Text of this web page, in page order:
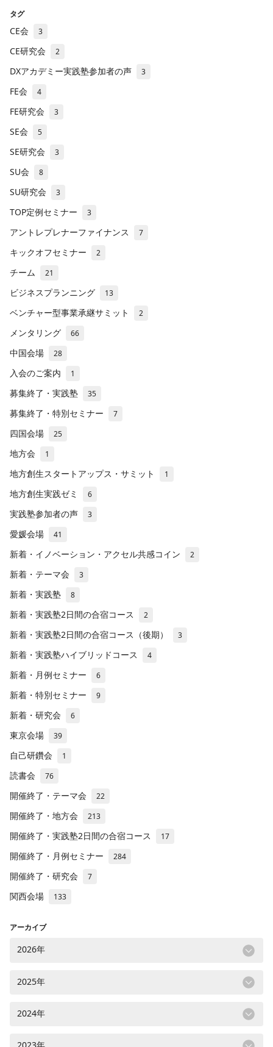
タグ
CE会 3
CE研究会 2
DXアカデミー実践塾参加者の声 3
FE会 4
FE研究会 3
SE会 5
SE研究会 3
SU会 8
SU研究会 3
TOP定例セミナー 3
アントレプレナーファイナンス 7
キックオフセミナー 2
チーム 21
ビジネスプランニング 13
ベンチャー型事業承継サミット 2
メンタリング 66
中国会場 28
入会のご案内 1
募集終了・実践塾 35
募集終了・特別セミナー 7
四国会場 25
地方会 1
地方創生スタートアップス・サミット 1
地方創生実践ゼミ 6
実践塾参加者の声 3
愛媛会場 41
新着・イノベーション・アクセル共感コイン 2
新着・テーマ会 3
新着・実践塾 8
新着・実践塾2日間の合宿コース 2
新着・実践塾2日間の合宿コース（後期） 3
新着・実践塾ハイブリッドコース 4
新着・月例セミナー 6
新着・特別セミナー 9
新着・研究会 6
東京会場 39
自己研鑽会 1
読書会 76
開催終了・テーマ会 22
開催終了・地方会 213
開催終了・実践塾2日間の合宿コース 17
開催終了・月例セミナー 284
開催終了・研究会 7
関西会場 133
アーカイブ
2026年
2025年
2024年